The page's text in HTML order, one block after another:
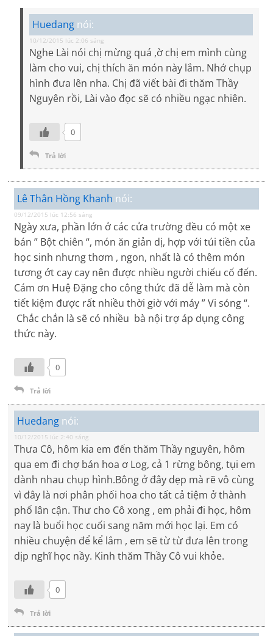
Huedang nói:
10/12/2015 lúc 2:06 sáng
Nghe Lài nói chị mừng quá ,ờ chị em mình cùng
làm cho vui, chị thích ăn món này lắm. Nhớ chụp
hình đưa lên nha. Chị đã viết bài đi thăm Thầy
Nguyên rồi, Lài vào đọc sẽ có nhiều ngạc nhiên.
0
Trả lời
Lê Thân Hồng Khanh nói:
09/12/2015 lúc 12:56 sáng
Ngày xưa, phần lớn ở các cửa trường đều có một xe
bán ” Bột chiên “, món ăn giản dị, hợp với túi tiền của
học sinh nhưng thơm , ngon, nhất là có thêm món
tương ớt cay cay nên được nhiều người chiếu cố đến.
Cám ơn Huệ Đặng cho công thức đã dễ làm mà còn
tiết kiệm được rất nhiều thời giờ với máy ” Vi sóng “.
Chắc chắn là sẽ có nhiều bà nội trợ áp dụng công
thức này.
0
Trả lời
Huedang nói:
10/12/2015 lúc 2:40 sáng
Thưa Cô, hôm kia em đến thăm Thầy nguyên, hôm
qua em đi chợ bán hoa ơ Log, cả 1 rừng bông, tụi em
dành nhau chụp hình.Bông ở đây dẹp mà rẽ vô cùng
vì đây là nơi phân phối hoa cho tất cả tiệm ở thành
phố lân cận. Thư cho Cô xong , em phải đi học, hôm
nay là buổi học cuối sang năm mới học lại. Em có
nhiều chuyện để kể lắm , em sẽ từ từ đưa lên trong
dịp nghĩ học nầy. Kinh thăm Thầy Cô vui khỏe.
0
Trả lời